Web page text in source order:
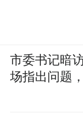
市委书记暗
场指出问题